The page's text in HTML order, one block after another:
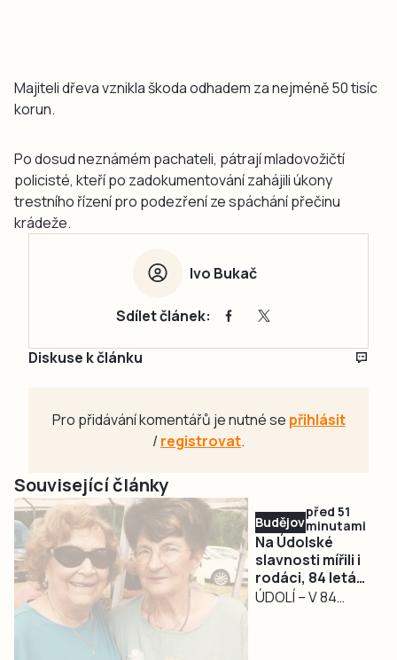
Majiteli dřeva vznikla škoda odhadem za nejméně 50 tisíc
korun.
Po dosud neznámém pachateli, pátrají mladovožičtí
policisté, kteří po zadokumentování zahájili úkony
trestního řízení pro podezření ze spáchání přečinu
krádeže.
Ivo Bukač
Sdílet článek:
Diskuse k článku
Pro přidávání komentářů je nutné se přihlásit
/registrovat.
Související články
Budějovicko
před 51
minutami
Na Údolské
slavnosti mířili i
rodáci, 84 letá
Jana Hlaváčová
ÚDOLÍ – V 84